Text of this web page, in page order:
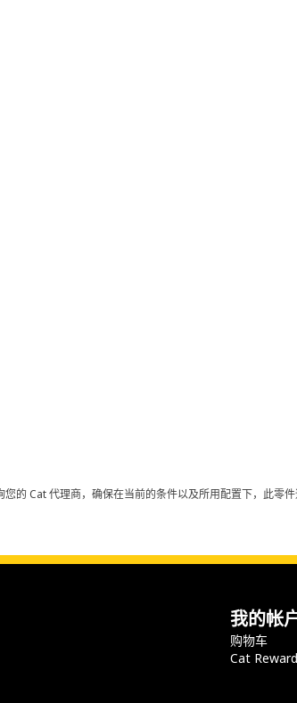
的 Cat 代理商，确保在当前的条件以及所用配置下，此零
我的帐
购物车
Cat